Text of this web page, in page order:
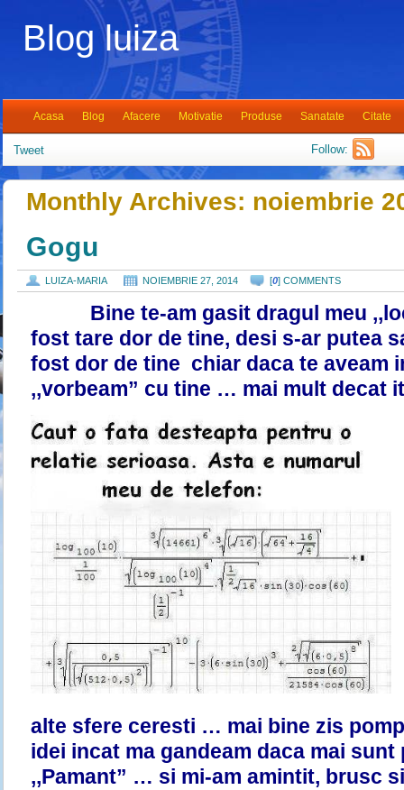
Blog luiza
Acasa Blog Afacere Motivatie Produse Sanatate Citate
Tweet Follow:
Monthly Archives: noiembrie
Gogu
LUIZA-MARIA NOIEMBRIE 27, 2014 [0] COMMENTS
Bine te-am gasit dragul meu
fost tare dor de tine, desi s-ar putea
fost dor de tine chiar daca te aveam
,,vorbeam” cu tine … mai mult decat
alte sfere ceresti … mai bine zis
idei incat ma gandeam daca mai sunt
,,Pamant” … si mi-am amintit, brusc